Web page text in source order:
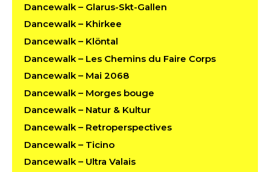
Dancewalk – Glarus-Skt-Gallen
Dancewalk – Khirkee
Dancewalk – Klöntal
Dancewalk – Les Chemins du Faire Corps
Dancewalk – Mai 2068
Dancewalk – Morges bouge
Dancewalk – Natur & Kultur
Dancewalk – Retroperspectives
Dancewalk – Ticino
Dancewalk – Ultra Valais